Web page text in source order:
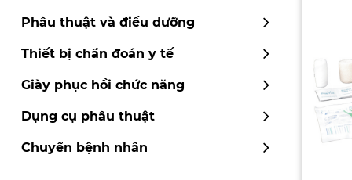
Phẫu thuật và điều dưỡng
Thiết bị chẩn đoán y tế
Giày phục hồi chức năng
Dụng cụ phẫu thuật
Chuyển bệnh nhân